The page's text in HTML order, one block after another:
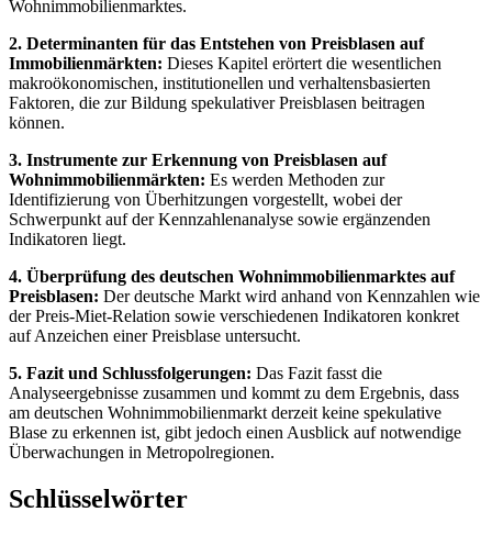
Wohnimmobilienmarktes.
2. Determinanten für das Entstehen von Preisblasen auf
Immobilienmärkten: Dieses Kapitel erörtert die wesentlichen
makroökonomischen, institutionellen und verhaltensbasierten
Faktoren, die zur Bildung spekulativer Preisblasen beitragen
können.
3. Instrumente zur Erkennung von Preisblasen auf
Wohnimmobilienmärkten: Es werden Methoden zur
Identifizierung von Überhitzungen vorgestellt, wobei der
Schwerpunkt auf der Kennzahlenanalyse sowie ergänzenden
Indikatoren liegt.
4. Überprüfung des deutschen Wohnimmobilienmarktes auf
Preisblasen: Der deutsche Markt wird anhand von Kennzahlen wie
der Preis-Miet-Relation sowie verschiedenen Indikatoren konkret
auf Anzeichen einer Preisblase untersucht.
5. Fazit und Schlussfolgerungen: Das Fazit fasst die
Analyseergebnisse zusammen und kommt zu dem Ergebnis, dass
am deutschen Wohnimmobilienmarkt derzeit keine spekulative
Blase zu erkennen ist, gibt jedoch einen Ausblick auf notwendige
Überwachungen in Metropolregionen.
Schlüsselwörter